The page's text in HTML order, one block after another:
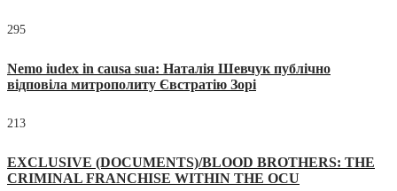
295
Nemo iudex in causa sua: Наталія Шевчук публічно
відповіла митрополиту Євстратію Зорі
213
EXCLUSIVE (DOCUMENTS)/BLOOD BROTHERS: THE
CRIMINAL FRANCHISE WITHIN THE OCU